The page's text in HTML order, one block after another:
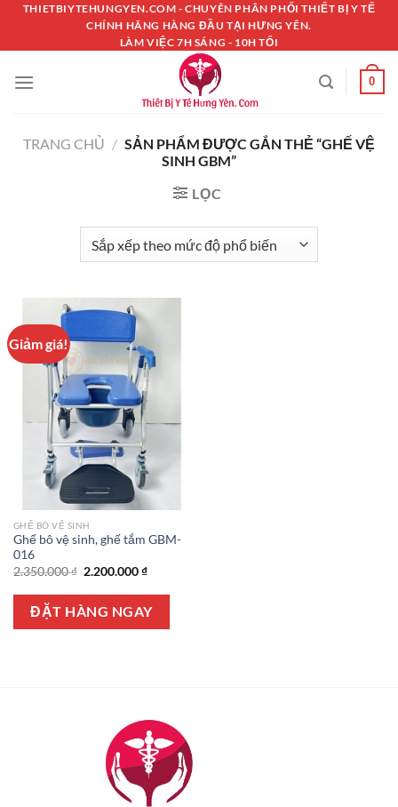
Chuyển
nội
dung
THIETBIYTEHUNGYEN.COM - CHUYÊN PHÂN PHỐI THIẾT BỊ Y TẾ
CHÍNH HÃNG HÀNG ĐẦU TẠI HƯNG YÊN.
LÀM VIỆC 7H SÁNG - 10H TỐI
0
TRANG CHỦ / SẢN PHẨM ĐƯỢC GẮN THẺ “GHẾ VỆ
SINH GBM”
LỌC
Giảm giá!
GHẾ BÔ VỆ SINH
Ghế bô vệ sinh, ghế tắm GBM-
016
2.350.000₫ Giá
là:
2.350.000 ₫.
2.200.000₫Giá
tại
là:
2.200.000 ₫.
ĐẶT HÀNG NGAY